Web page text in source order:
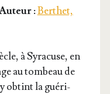
:Berthet,
à Syra­cuse, en
au tom­beau de
y obtint la gué­ri­